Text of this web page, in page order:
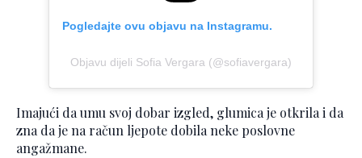
Pogledajte ovu objavu na Instagramu.
Objavu dijeli Sofia Vergara (@sofiavergara)
Imajući da umu svoj dobar izgled, glumica je otkrila i da
zna da je na račun ljepote dobila neke poslovne
angažmane.